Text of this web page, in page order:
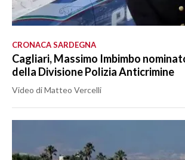
CRONACA SARDEGNA
Cagliari, Massimo Imbimbo
della Divisione Polizia Anticrimine
Video di Matteo Vercelli